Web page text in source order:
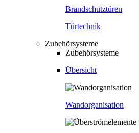
Brandschutztüren
Türtechnik
Zubehörsysteme
Zubehörsysteme
Übersicht
Wandorganisation